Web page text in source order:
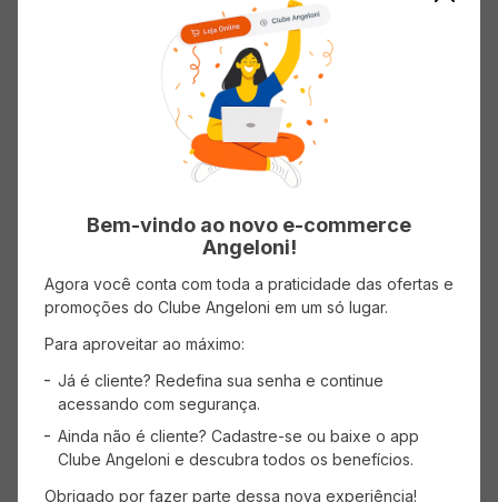
ações de amor pelo planeta. Acreditamos que
pegadas devem ser deixadas apenas na areia, por
isso nossa meta é ter uma emissão de carbono
tão pequena, que nem vai parecer que estivemos
aqui. Nós iniciamos nossa jornada produzindo
produtos com paixão e usando frascos feitos com
plástico 100% reciclado e recicláveis. Nossas
tampas e pumps ainda não são recicladas, mas
estamos trabalhando para isso. O Shampoo
Nutrição Antifrizz de Love Beauty and Planet com
Óleo de Argan e Lavanda tem tudo que você
sempre quis: vegano, não testado em animais,
sem silicones, parabenos e corantes. Nosso
compromisso é fazer um mundo melhor e mais
bonito todos os dias com pequenas ações de
amor.
Avaliações
Bem-vindo ao novo e-commerce
Angeloni!
Agora você conta com toda a praticidade das ofertas e
promoções do Clube Angeloni em um só lugar.
Para aproveitar ao máximo:
Já é cliente? Redefina sua senha e continue
acessando com segurança.
Ainda não é cliente? Cadastre-se ou baixe o app
Clube Angeloni e descubra todos os benefícios.
Obrigado por fazer parte dessa nova experiência!